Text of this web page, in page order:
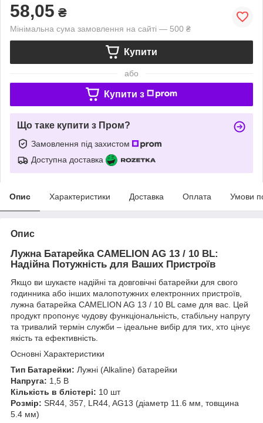
58,05 ₴
Мінімальна сума замовлення на сайті — 500 ₴
Купити
або
Купити з
Що таке купити з Пром?
Замовлення під захистом
Доступна доставка
Опис Характеристики Доставка Оплата Умови
Опис
Лужна Батарейка CAMELION AG 13 / 10 BL:
Надійна Потужність для Ваших Пристроїв
Якщо ви шукаєте надійні та довговічні батарейки для свого
годинника або інших малопотужних електронних пристроїв,
лужна батарейка CAMELION AG 13 / 10 BL саме для вас. Цей
продукт пропонує чудову функціональність, стабільну напругу
та тривалий термін служби – ідеальне вибір для тих, хто цінує
якість та ефективність.
Основні Характеристики
Тип Батарейки: Лужні (Alkaline) батарейки
Напруга: 1,5 В
Кількість в блістері: 10 шт
Розмір: SR44, 357, LR44, AG13 (діаметр 11.6 мм, товщина
5.4 мм)